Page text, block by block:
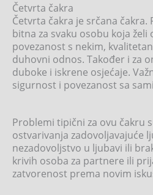
Četvrta čakra
Četvrta čakra je srčana čakra.
bitna za svaku osobu koja
povezanost s nekim,
duhovni odnos. Također i za
duboke i iskrene osjećaje.
sigurnost i povezanost sa
Problemi tipični za ovu čakru
ostvarivanja zadovoljavajuće
nezadovoljstvo u ljubavi ili
krivih osoba za partnere ili
zatvorenost prema novim